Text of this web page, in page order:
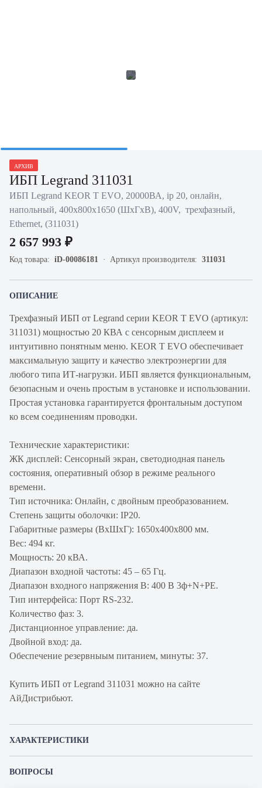
АРХИВ
ИБП Legrand 311031
ИБП Legrand KEOR T EVO, 20000ВА, ip 20, онлайн,
напольный, 400х800х1650 (ШхГхВ), 400V, трехфазный,
Ethernet, (311031)
2 657 993 ₽
Код товара: iD-00086181 Артикул производителя: 311031
ОПИСАНИЕ
Трехфазный ИБП от Legrand серии KEOR T EVO (артикул:
311031) мощностью 20 КВА с сенсорным дисплеем и
интуитивно понятным меню. KEOR T EVO обеспечивает
максимальную защиту и качество электроэнергии для
любого типа ИТ-нагрузки. ИБП является функциональным,
безопасным и очень простым в установке и использовании.
Простая установка гарантируется фронтальным доступом
ко всем соединениям проводки.
Технические характеристики:
ЖК дисплей: Сенсорный экран, светодиодная панель
состояния, оперативный обзор в режиме реального
времени.
Тип источника: Онлайн, с двойным преобразованием.
Степень защиты оболочки: IP20.
Габаритные размеры (ВхШхГ): 1650х400х800 мм.
Вес: 494 кг.
Мощность: 20 кВА.
Диапазон входной частоты: 45 – 65 Гц.
Диапазон входного напряжения В: 400 В 3ф+N+PE.
Тип интерфейса: Порт RS-232.
Количество фаз: 3.
Дистанционное управление: да.
Двойной вход: да.
Обеспечение резервныым питанием, минуты: 37.
Купить ИБП от Legrand 311031 можно на сайте
АйДистрибьют.
ХАРАКТЕРИСТИКИ
ВОПРОСЫ